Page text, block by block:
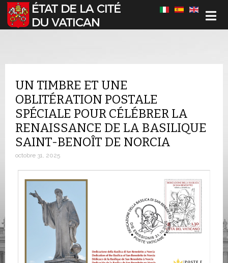
Sélectionnez votre langue
UN TIMBRE ET UNE
OBLITÉRATION POSTALE
SPÉCIALE POUR CÉLÉBRER LA
RENAISSANCE DE LA BASILIQUE
SAINT-BENOÎT DE NORCIA
octobre 31, 2025